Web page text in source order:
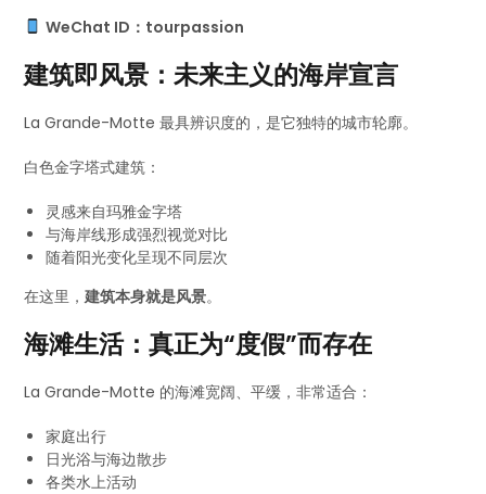
WeChat ID：tourpassion
建筑即风景：未来主义的海岸宣言
La Grande-Motte 最具辨识度的，是它独特的城市轮廓。
白色金字塔式建筑：
灵感来自玛雅金字塔
与海岸线形成强烈视觉对比
随着阳光变化呈现不同层次
在这里，建筑本身就是风景。
海滩生活：真正为“度假”而存在
La Grande-Motte 的海滩宽阔、平缓，非常适合：
家庭出行
日光浴与海边散步
各类水上活动